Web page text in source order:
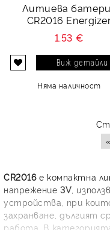
Литиева
CR2016
ECR2016 - 3V
1.53 €
Виж детайли
Няма наличност
«
CR2016е компактна
напрежение3V ,
устройства, при
захранване, дългият
работа. В